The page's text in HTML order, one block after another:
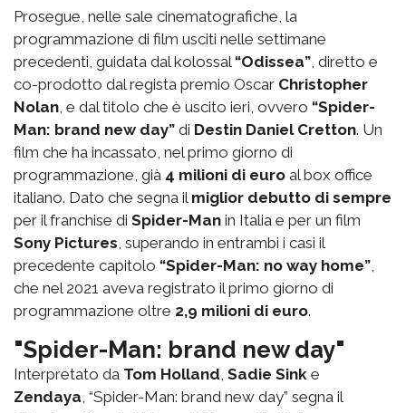
Prosegue, nelle sale cinematografiche, la
programmazione di film usciti nelle settimane
precedenti, guidata dal kolossal “Odissea”, diretto e
co-prodotto dal regista premio Oscar Christopher
Nolan, e dal titolo che è uscito ieri, ovvero “Spider-
Man: brand new day” di Destin Daniel Cretton. Un
film che ha incassato, nel primo giorno di
programmazione, già 4 milioni di euro al box office
italiano. Dato che segna il miglior debutto di sempre
per il franchise di Spider-Man in Italia e per un film
Sony Pictures, superando in entrambi i casi il
precedente capitolo “Spider-Man: no way home”,
che nel 2021 aveva registrato il primo giorno di
programmazione oltre 2,9 milioni di euro.
"Spider-Man: brand new day"
Interpretato da Tom Holland, Sadie Sink e
Zendaya, “Spider-Man: brand new day” segna il